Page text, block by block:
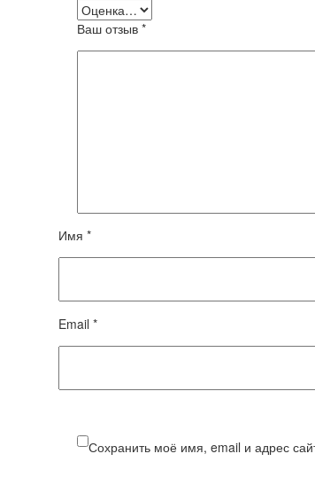
Ваш отзыв *
Имя *
Email *
Сохранить моё имя, email и адрес